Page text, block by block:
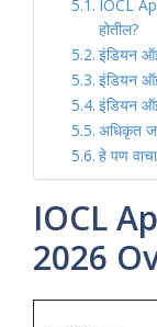
IOCL
होतील?
इंडियन
इंडियन
इंडियन
अधिकृत
हे पण वाचा
IOCL
2026